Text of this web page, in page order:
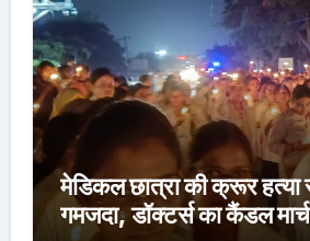
मेडिकल छात्रा की क्रूर हत्या
गमजदा, डॉक्टर्स का कैंडल मार्च